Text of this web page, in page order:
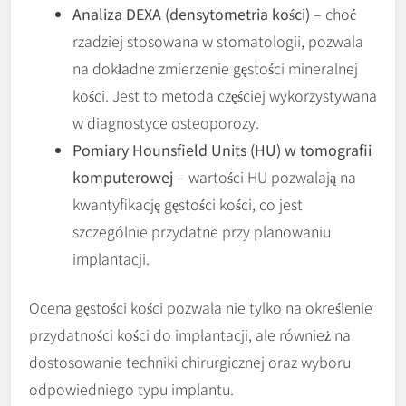
Analiza DEXA (densytometria kości) – choć
rzadziej stosowana w stomatologii, pozwala
na dokładne zmierzenie gęstości mineralnej
kości. Jest to metoda częściej wykorzystywana
w diagnostyce osteoporozy.
Pomiary Hounsfield Units (HU) w tomografii
komputerowej – wartości HU pozwalają na
kwantyfikację gęstości kości, co jest
szczególnie przydatne przy planowaniu
implantacji.
Ocena gęstości kości pozwala nie tylko na określenie
przydatności kości do implantacji, ale również na
dostosowanie techniki chirurgicznej oraz wyboru
odpowiedniego typu implantu.